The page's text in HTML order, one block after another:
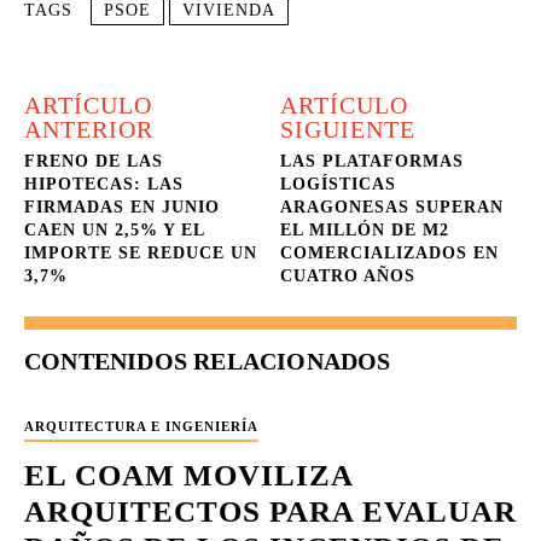
TAGS PSOE VIVIENDA
ARTÍCULO
ANTERIOR
FRENO DE LAS
HIPOTECAS: LAS
FIRMADAS EN JUNIO
CAEN UN 2,5% Y EL
IMPORTE SE REDUCE UN
3,7%
ARTÍCULO
SIGUIENTE
LAS PLATAFORMAS
LOGÍSTICAS
ARAGONESAS SUPERAN
EL MILLÓN DE M2
COMERCIALIZADOS EN
CUATRO AÑOS
CONTENIDOS RELACIONADOS
ARQUITECTURA E INGENIERÍA
EL COAM MOVILIZA
ARQUITECTOS PARA EVALUAR